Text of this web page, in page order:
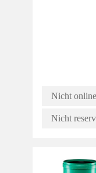
Nicht
Nicht